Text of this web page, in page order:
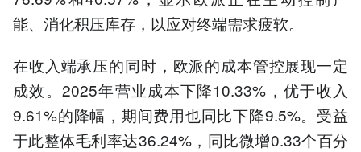
能、消化积压库存，以应对终端需求疲软。
在收入端承压的同时，欧派的成本管控展现一定
成效。2025年营业成本下降10.33%，优于收入
9.61%的降幅，期间费用也同比下降9.5%。受益
于此整体毛利率达36.24%，同比微增0.33个百分